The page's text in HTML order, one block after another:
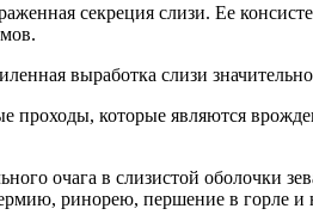
секреция слизи. Ее
выработка слизи
проходы, которые являются
очага в слизистой оболочки
ринорею, першение в горле и